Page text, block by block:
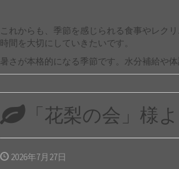
これからも、季節を感じられる食事やレク
時間を大切にしていきたいです。
暑さが本格的になる季節です。水分補給や
「花梨の会」様
2026年7月27日